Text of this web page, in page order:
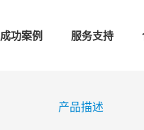
成功案例 服务支持
产品描述